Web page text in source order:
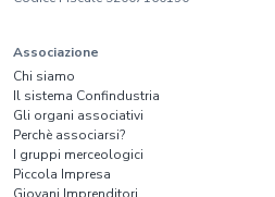
Associazione
Chi siamo
Il sistema Confindustria
Gli organi associativi
Perchè associarsi?
I gruppi merceologici
Piccola Impresa